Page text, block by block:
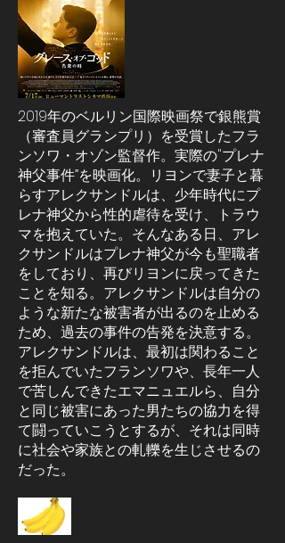
2019年のベルリン国際映画祭で銀熊賞
（審査員グランプリ）を受賞したフラ
ンソワ・オゾン監督作。実際の"プレナ
神父事件”を映画化。リヨンで妻子と暮
らすアレクサンドルは、少年時代にプ
レナ神父から性的虐待を受け、トラウ
マを抱えていた。そんなある日、アレ
クサンドルはプレナ神父が今も聖職者
をしており、再びリヨンに戻ってきた
ことを知る。アレクサンドルは自分の
ような新たな被害者が出るのを止める
ため、過去の事件の告発を決意する。
アレクサンドルは、最初は関わること
を拒んでいたフランソワや、長年一人
で苦しんできたエマニュエルら、自分
と同じ被害にあった男たちの協力を得
て闘っていこうとするが、それは同時
に社会や家族との軋轢を生じさせるの
だった。